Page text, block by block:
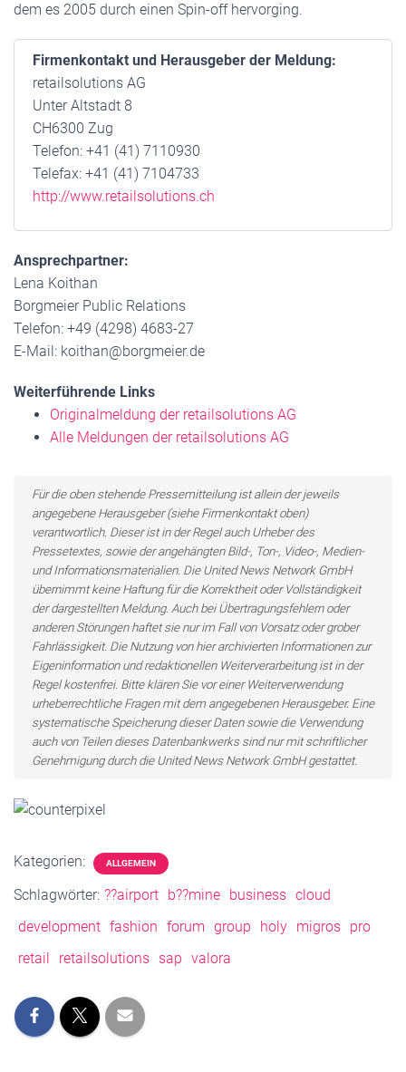
dem es 2005 durch einen Spin-off hervorging.
Firmenkontakt und Herausgeber der Meldung:
retailsolutions AG
Unter Altstadt 8
CH6300 Zug
Telefon: +41 (41) 7110930
Telefax: +41 (41) 7104733
http://www.retailsolutions.ch
Ansprechpartner:
Lena Koithan
Borgmeier Public Relations
Telefon: +49 (4298) 4683-27
E-Mail: koithan@borgmeier.de
Weiterführende Links
Originalmeldung der retailsolutions AG
Alle Meldungen der retailsolutions AG
Für die oben stehende Pressemitteilung ist allein der jeweils
angegebene Herausgeber (siehe Firmenkontakt oben)
verantwortlich. Dieser ist in der Regel auch Urheber des
Pressetextes, sowie der angehängten Bild-, Ton-, Video-, Medien-
und Informationsmaterialien. Die United News Network GmbH
übernimmt keine Haftung für die Korrektheit oder Vollständigkeit
der dargestellten Meldung. Auch bei Übertragungsfehlern oder
anderen Störungen haftet sie nur im Fall von Vorsatz oder grober
Fahrlässigkeit. Die Nutzung von hier archivierten Informationen zur
Eigeninformation und redaktionellen Weiterverarbeitung ist in der
Regel kostenfrei. Bitte klären Sie vor einer Weiterverwendung
urheberrechtliche Fragen mit dem angegebenen Herausgeber. Eine
systematische Speicherung dieser Daten sowie die Verwendung
auch von Teilen dieses Datenbankwerks sind nur mit schriftlicher
Genehmigung durch die United News Network GmbH gestattet.
Kategorien: ALLGEMEIN
Schlagwörter: ??airport b??mine business cloud
development fashion forum group holy migros pro
retail
retailsolutions sap valora